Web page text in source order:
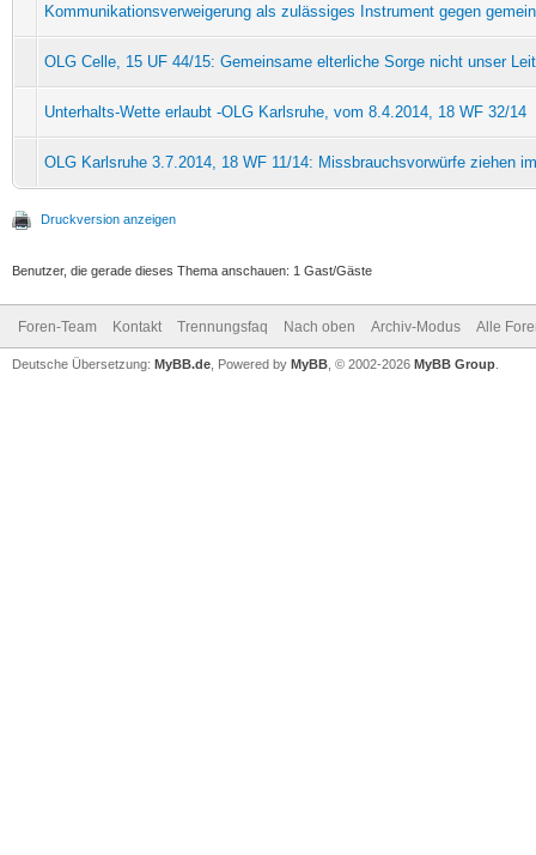
Kommunikationsverweigerung als zulässiges Instrument gegen
OLG Celle, 15 UF 44/15: Gemeinsame elterliche Sorge nicht unser
Unterhalts-Wette erlaubt -OLG Karlsruhe, vom 8.4.2014, 18 WF 32/14
OLG Karlsruhe 3.7.2014, 18 WF 11/14: Missbrauchsvorwürfe ziehen
Druckversion anzeigen
Benutzer, die gerade dieses Thema anschauen: 1 Gast/Gäste
Foren-Team Kontakt Trennungsfaq Nach oben Archiv-Modus Alle
Deutsche Übersetzung: MyBB.de , Powered by MyBB , © 2002-2026 MyBB Group